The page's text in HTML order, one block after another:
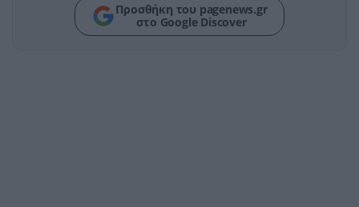
Προσθήκη του pagenews.gr
στο Google Discover